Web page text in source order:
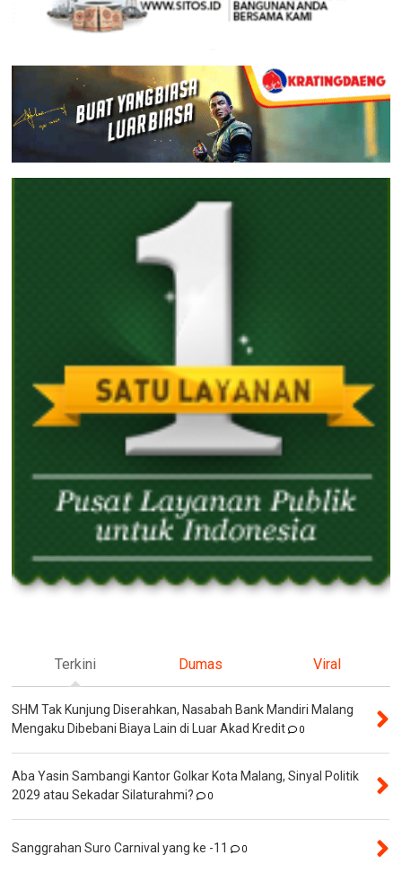
Terkini Dumas Viral
SHM Tak Kunjung Diserahkan, Nasabah Bank Mandiri Malang
Mengaku Dibebani Biaya Lain di Luar Akad Kredit
0
Aba Yasin Sambangi Kantor Golkar Kota Malang, Sinyal Politik
2029 atau Sekadar Silaturahmi?
0
Sanggrahan Suro Carnival yang ke -11 0